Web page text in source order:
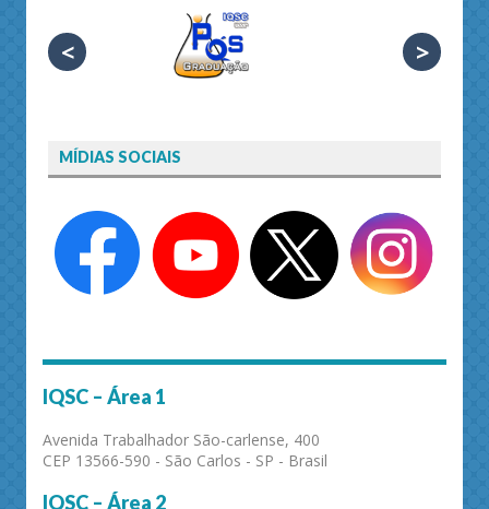
< >
MÍDIAS SOCIAIS
IQSC – Área 1
Avenida Trabalhador São-carlense, 400
CEP 13566-590 - São Carlos - SP - Brasil
IQSC – Área 2